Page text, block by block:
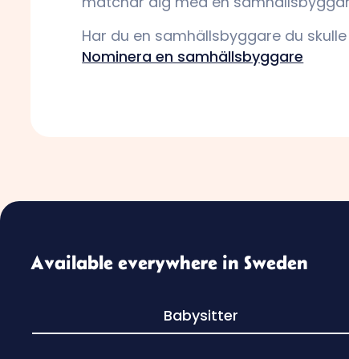
Har du en samhällsbyggare du
Nominera en samhällsbyggare
Available everywhere in Sweden
Babysitter